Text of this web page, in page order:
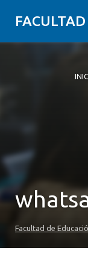
Facultad de